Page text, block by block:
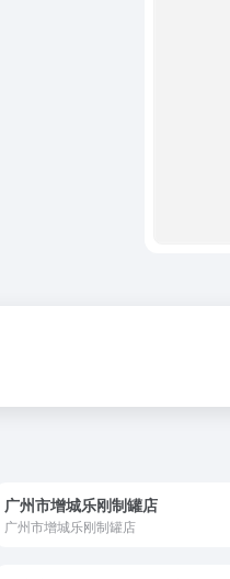
广州市增城乐刚制罐店
广州市增城乐刚制罐店